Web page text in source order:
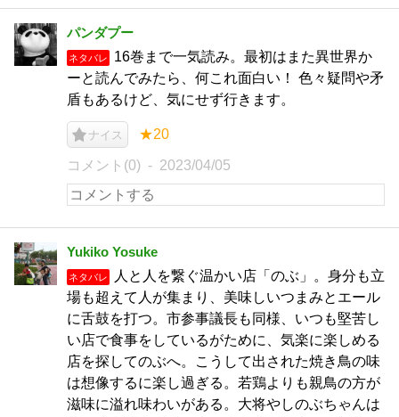
パンダプー
ネタバレ
16巻まで一気読み。最初はまた異世界か
ーと読んでみたら、何これ面白い！ 色々疑問や矛
盾もあるけど、気にせず行きます。
ナイス ★20
コメント(0) 2023/04/05
Yukiko Yosuke
ネタバレ
人と人を繋ぐ温かい店「のぶ」。身分も立
場も超えて人が集まり、美味しいつまみとエール
に舌鼓を打つ。市参事議長も同様、いつも堅苦し
い店で食事をしているがために、気楽に楽しめる
店を探してのぶへ。こうして出された焼き鳥の味
は想像するに楽し過ぎる。若鶏よりも親鳥の方が
滋味に溢れ味わいがある。大将やしのぶちゃんは